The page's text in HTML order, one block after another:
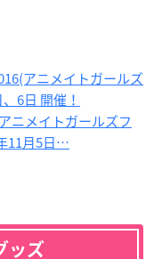
アニメイトガールズ
6日 開催！
ニメイトガールズフ
11月5日…
ッズ